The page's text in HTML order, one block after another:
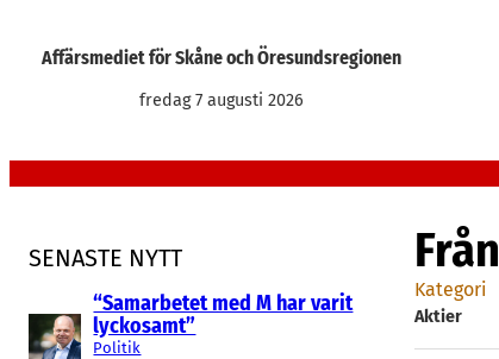
Affärsmediet för Skåne och Öresundsregionen
fredag 7 augusti 2026
SENASTE NYTT
“Samarbetet med M har varit
lyckosamt”
Politik
Från
Kategori
Aktier